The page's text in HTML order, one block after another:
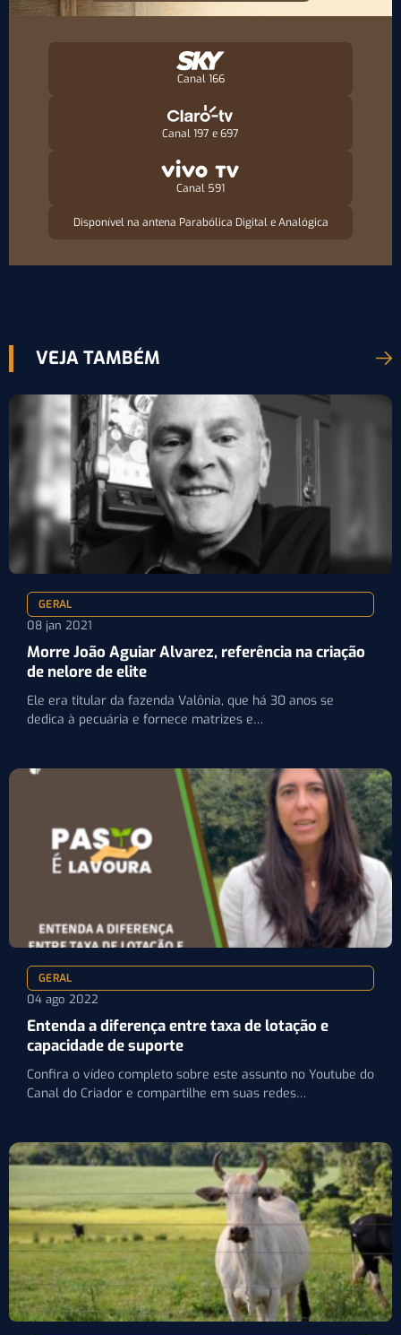
Canal 166
Canal 197 e 697
Canal 591
Disponível na antena Parabólica Digital e Analógica
VEJA TAMBÉM
GERAL
08 jan 2021
Morre João Aguiar Alvarez, referência na criação
de nelore de elite
Ele era titular da fazenda Valônia, que há 30 anos se
dedica à pecuária e fornece matrizes e…
GERAL
04 ago 2022
Entenda a diferença entre taxa de lotação e
capacidade de suporte
Confira o vídeo completo sobre este assunto no Youtube do
Canal do Criador e compartilhe em suas redes…